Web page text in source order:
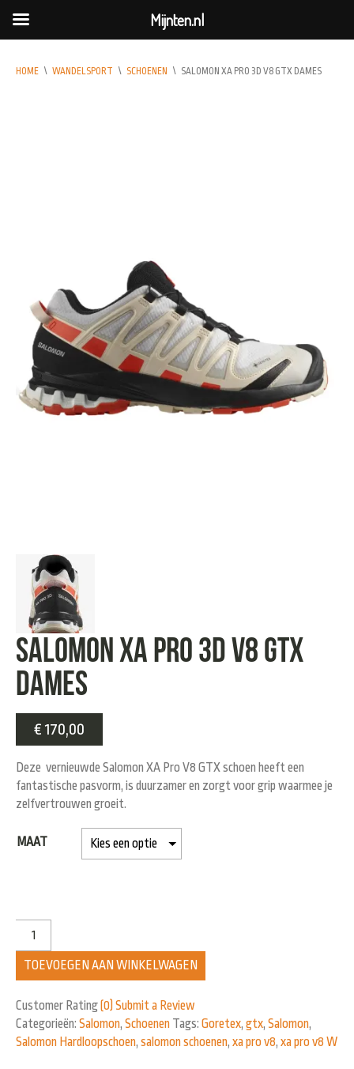
HOME \ WANDELSPORT \ SCHOENEN \ SALOMON XA PRO 3D V8 GTX DAMES
Salomon XA pro 3D v8 GTX
Dames
€ 170,00
Deze vernieuwde Salomon XA Pro V8 GTX schoen heeft een
fantastische pasvorm, is duurzamer en zorgt voor grip waarmee je
zelfvertrouwen groeit.
MAAT
TOEVOEGEN AAN WINKELWAGEN
Customer Rating(0) Submit a Review
Categorieën: Salomon, Schoenen Tags: Goretex, gtx, Salomon,
Salomon Hardloopschoen, salomon schoenen, xa pro v8, xa pro v8 W
Mijnten.nl